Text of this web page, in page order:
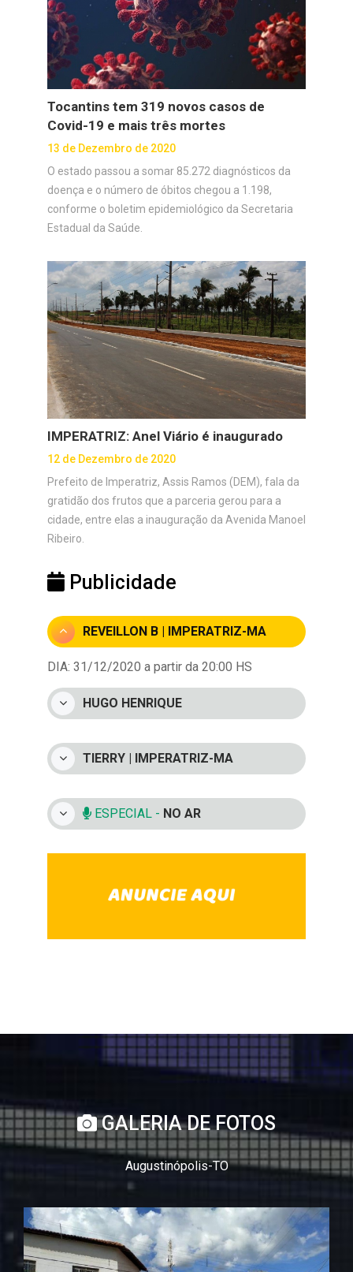
Tocantins tem 319 novos casos de
Covid-19 e mais três mortes
13 de Dezembro de 2020
O estado passou a somar 85.272 diagnósticos da
doença e o número de óbitos chegou a 1.198,
conforme o boletim epidemiológico da Secretaria
Estadual da Saúde.
IMPERATRIZ: Anel Viário é inaugurado
12 de Dezembro de 2020
Prefeito de Imperatriz, Assis Ramos (DEM), fala da
gratidão dos frutos que a parceria gerou para a
cidade, entre elas a inauguração da Avenida Manoel
Ribeiro.
Publicidade
REVEILLON B | IMPERATRIZ-MA
DIA: 31/12/2020 a partir da 20:00 HS
HUGO HENRIQUE
TIERRY | IMPERATRIZ-MA
ESPECIAL - NO AR
GALERIA DE FOTOS
Augustinópolis-TO